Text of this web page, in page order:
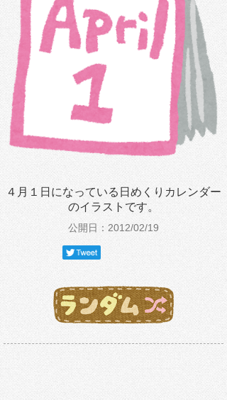
４月１日になっている日めくりカレンダー
のイラストです。
公開日：2012/02/19